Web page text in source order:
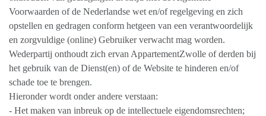
Voorwaarden of de Nederlandse wet en/of regelgeving en zich
opstellen en gedragen conform hetgeen van een verantwoordelijk
en zorgvuldige (online) Gebruiker verwacht mag worden.
Wederpartij onthoudt zich ervan AppartementZwolle of derden bij
het gebruik van de Dienst(en) of de Website te hinderen en/of
schade toe te brengen.
Hieronder wordt onder andere verstaan:
- Het maken van inbreuk op de intellectuele eigendomsrechten;